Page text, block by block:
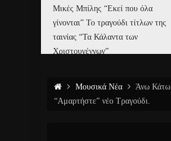
Μικές Μπίλης “Εκεί που όλα
γίνονται” Το τραγούδι τίτλων της
ταινίας “Τα Κάλαντα των
Χριστουγέννων”
Μουσικά Νέα
Άνω Κάτω
“Αμαρτήστε” νέο Τραγούδι.